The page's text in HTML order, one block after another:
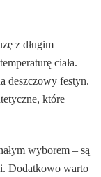
z długim
ciała.
deszczowy festyn.
które
wyborem – są
Dodatkowo warto